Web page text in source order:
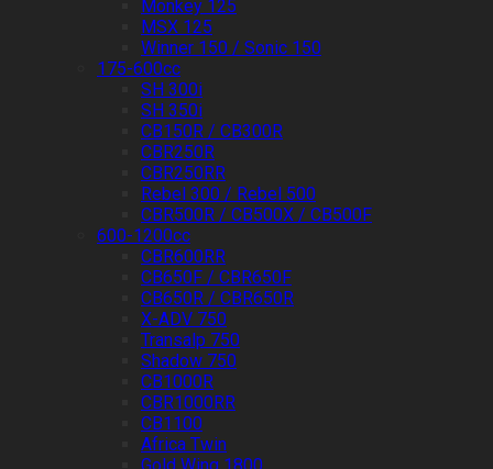
Monkey 125
MSX 125
Winner 150 / Sonic 150
175-600cc
SH 300i
SH 350i
CB150R / CB300R
CBR250R
CBR250RR
Rebel 300 / Rebel 500
CBR500R / CB500X / CB500F
600-1200cc
CBR600RR
CB650F / CBR650F
CB650R / CBR650R
X-ADV 750
Transalp 750
Shadow 750
CB1000R
CBR1000RR
CB1100
Africa Twin